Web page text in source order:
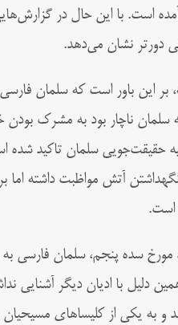
دورتر نشان می‌دهد.
بر این باور است که سلمان
سلمان ناچار بود به مشرک بودن
حقیقت‌جویی سلمان تاکید شده
آتش مواظبت داشته اما
است.
مورخ سده پنجم، سلمان فارسی
دلیل با ادیان دیگر آشنایی
و به یکی از کلیساهای